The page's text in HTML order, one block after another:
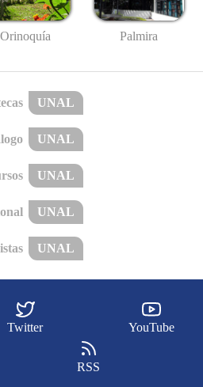
Orinoquía Palmira
UNAL
UNAL
UNAL
UNAL
UNAL
Twitter YouTube
RSS